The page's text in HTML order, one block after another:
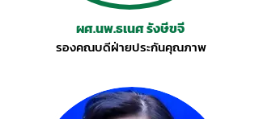
ผศ.นพ.ธเนศ รังษีขจี
รองคณบดีฝ่ายประกันคุณภาพ